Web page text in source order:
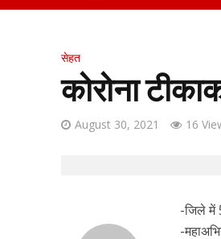
सेहत
कोरोना
August 30, 2021 16
-जिले में
-